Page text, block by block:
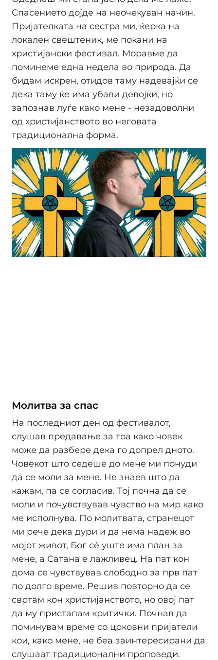
Спасението дојде на неочекуван начин.
Пријателката на сестра ми, ќерка на
локален свештеник, ме покани на
христијански фестивал. Моравме да
поминеме една недела во природа. Да
бидам искрен, отидов таму надевајќи се
дека таму ќе има убави девојки, но
запознав луѓе како мене - незадоволни
од христијанството во неговата
традиционална форма.
Молитва за спас
На последниот ден од фестивалот,
слушав предавање за тоа како човек
може да разбере дека го допрел дното.
Човекот што седеше до мене ми понуди
да се моли за мене. Не знаев што да
кажам, па се согласив. Тој почна да се
моли и почувствував чувство на мир како
ме исполнува. По молитвата, странецот
ми рече дека дури и да нема надеж во
мојот живот, Бог сè уште има план за
мене, а Сатана е лажливец. На пат кон
дома се чувствував слободно за прв пат
по долго време. Решив повторно да се
свртам кон христијанството, но овој пат
да му пристапам критички. Почнав да
поминувам време со црковни пријатели
кои, како мене, не беа заинтересирани да
слушаат традиционални проповеди.